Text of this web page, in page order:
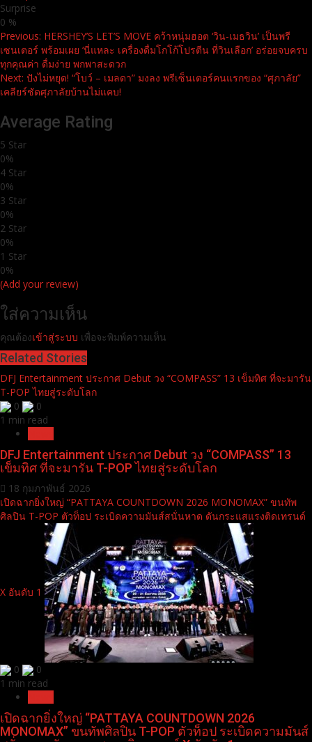
Surprise
0 %
Continue
Reading
Previous: HERSHEY’S LET’S MOVE คว้าหนุ่มฮอต ‘วิน-เมธวิน’ เป็นพรี
เซนเตอร์ พร้อมเผย ‘นี่แหละ เครื่องดื่มโกโก้โปรตีน ที่วินเลือก’ อร่อยจบครบ
ทุกคุณค่า ดื่มง่าย พกพาสะดวก
Next: ปังไม่หยุด! “โบว์ – เมลดา” มงลง พรีเซ็นเตอร์คนแรกของ “ศุภาลัย”
เคลียร์ชัดศุภาลัยบ้านไม่แคบ!
Average Rating
5 Star
0%
4 Star
0%
3 Star
0%
2 Star
0%
1 Star
0%
(Add your review)
ใส่ความเห็น
คุณต้องเข้าสู่ระบบ เพื่อจะพิมพ์ความเห็น
Related Stories
DFJ Entertainment ประกาศ Debut วง “COMPASS” 13 เข็มทิศ ที่จะมารัน
T-POP ไทยสู่ระดับโลก
0
0
1 min read
DFJ Entertainment ประกาศ Debut วง “COMPASS” 13
เข็มทิศ ที่จะมารัน T-POP ไทยสู่ระดับโลก
18 กุมภาพันธ์ 2026
เปิดฉากยิ่งใหญ่ “PATTAYA COUNTDOWN 2026 MONOMAX” ขนทัพ
ศิลปิน T-POP ตัวท็อป ระเบิดความมันส์สนั่นหาด ดันกระแสแรงติดเทรนด์
X อันดับ 1
0
0
1 min read
เปิดฉากยิ่งใหญ่ “PATTAYA COUNTDOWN 2026
MONOMAX” ขนทัพศิลปิน T-POP ตัวท็อป ระเบิดความมันส์